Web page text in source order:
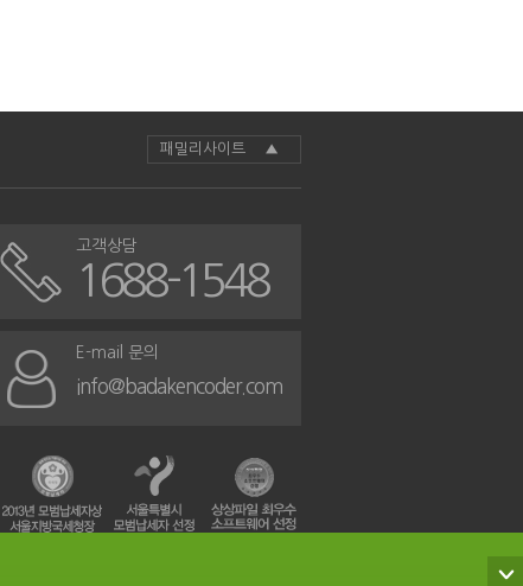
패밀리사이트 ▲
고객상담
1688-1548
E-mail 문의
info@badakencoder.com